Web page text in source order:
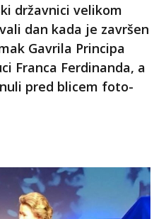
državnici velikom
dan kada je završen
Gavrila Principa
Franca Ferdinanda, a
pred blicem foto-